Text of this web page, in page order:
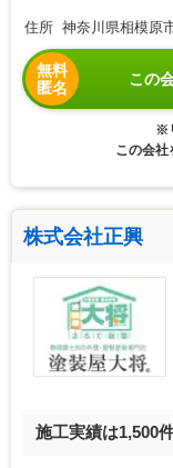
住所 神奈川県相模原
無料
匿名
この
※
この会社
株式会社正興
施工実績は1,500